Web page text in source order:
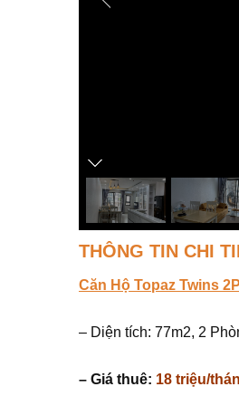
THÔNG TIN CHI
Căn Hộ Topaz Twins
– Diện tích: 77m2, 2
– Giá thuê: 18 triệu/